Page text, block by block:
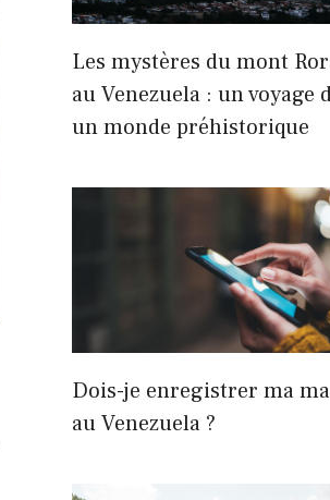
Les mystères du mont
au Venezuela : un voyage
un monde préhistorique
Dois-je enregistrer ma
au Venezuela ?